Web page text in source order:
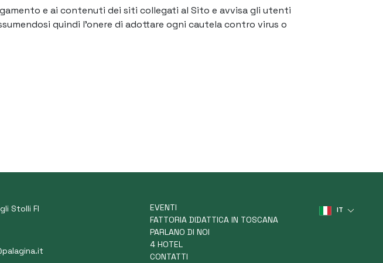
e ai contenuti dei siti collegati al Sito e avvisa gli utenti
quindi l’onere di adottare ogni cautela contro virus o
Stolli FI
EVENTI
FATTORIA DIDATTICA IN TOSCANA
PARLANO DI NOI
4 HOTEL
CONTATTI
IT